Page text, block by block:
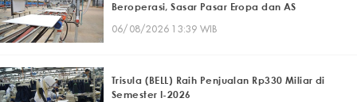
Beroperasi, Sasar Pasar Eropa dan AS
06/08/2026 13:39 WIB
Trisula (BELL) Raih Penjualan Rp330 Miliar di
Semester I-2026